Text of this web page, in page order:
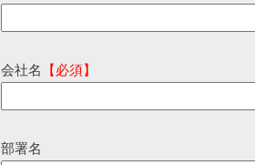
会社名 【必須】
部署名